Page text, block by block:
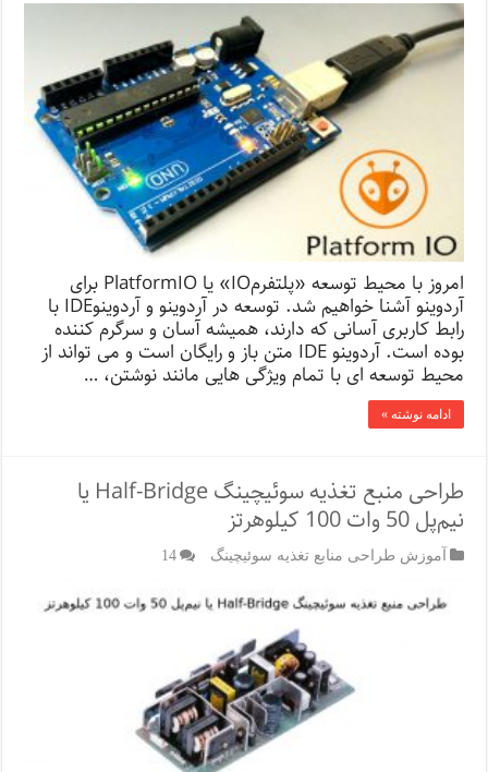
امروز با محیط توسعه «پلتفرمIO» یا PlatformIO برای
آردوینو آشنا خواهیم شد. توسعه در آردوینو و آردوینوIDE با
رابط کاربری آسانی که دارند، همیشه آسان و سرگرم کننده
بوده است. آردوینو IDE متن باز و رایگان است و می تواند از
محیط توسعه ای با تمام ویژگی هایی مانند نوشتن، …
ادامه نوشته »
طراحی منبع تغذیه سوئیچینگ Half-Bridge یا
نیم‌پل 50 وات 100 کیلوهرتز
آموزش طراحی منابع تغذیه سوئیچینگ 14